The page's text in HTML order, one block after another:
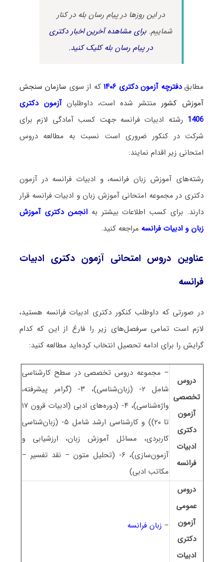
در این روزها در پیام رسان بله در کنار
شماییم.برای مشاهده آخرین اخبار دکتری
در پیام رسان بله کلیک کنید.
مطابق دفترچه آزمون دکتری ۱۴۰۶ که از سوی سازمان سنجش
آموزش کشورمنتشر شده است، داوطلبان آزمون دکتری
1406 رشته ادبیات فرانسه جهت کسب آمادگی لازم برای
شرکت در کنکور ضروری است نسبت به مطالعه دروس
امتحانی زیر اقدام نمایند:
رشته‌های آموزش زبان فرانسه، و ادبیات فرانسه در آزمون
دکتری در مجموعه امتحانی آموزش زبان و ادبیات فرانسه قرار
دارند. برای کسب اطلاعات بیشتر بهانجمن دکتری آموزش
زبان و ادبیات فرانسه مراجعه کنید.
عناوین دروس امتحانی آزمون دکتری ادبیات
فرانسه
در صورتی که داوطلب کنکور دکتری ادبیات فرانسه هستید،
لازم است تمامی سرفصل‌های زیر را فارغ از این که کدام
گرایش را برای ادامه تحصیل انتخاب کرده‌اید مطالعه کنید:
دروس
تخصصی
آزمون
دکتری
ادبیات
فرانسه
– مجموعه دروس تخصصی در سطح کارشناسی
شامل ۲- (زبان‌شناسی)، ۳- (گرامر پیشرفته،
واژه‌شناسی)، ۴- (دوره‌های ادبی (ادبیات قرون ۱۷
تا ۲۰)) و کارشناسی ارشد شامل ۵- (زبان‌شناسی
کاربردی، مسائل آموزش زبان، ارزشیابی و
آزمون‌سازی)، ۶- (تحلیل متون – نقد تفسیر –
مکاتب ادبی)
دروس
عمومی
آزمون
دکتری
ادبیات
– زبان فرانسه